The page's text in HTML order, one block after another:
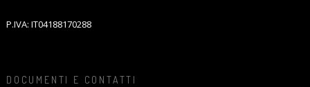
P.IVA: IT04188170288
DOCUMENTI E CONTATTI